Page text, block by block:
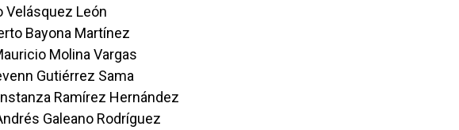
Velásquez León
Bayona Martínez
Molina Vargas
Gutiérrez Sama
Ramírez Hernández
Galeano Rodríguez